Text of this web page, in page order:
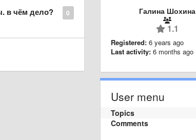
0
в чём дело? Галина Шохина
1.1
Registered: 6 years ago
Last activity: 6 months ago
User menu
Topics
Comments